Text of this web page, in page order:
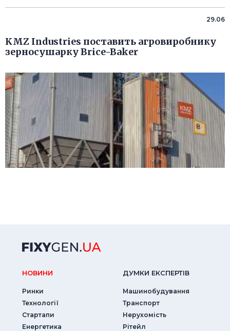
29.06
KMZ Industries поставить агровиробнику
зерносушарку Brice-Baker
НОВИНИ
Ринки
Технології
Стартапи
Енергетика
ДУМКИ ЕКСПЕРТIВ
Машинобудування
Транспорт
Нерухомість
Рітейл